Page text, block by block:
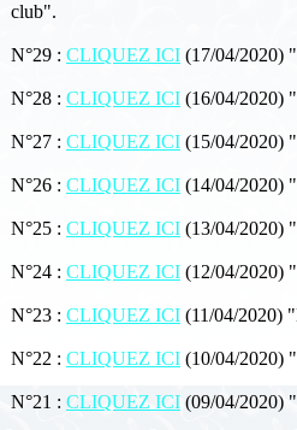
club".
N°29 : CLIQUEZ ICI (17/04/2020)
N°28 : CLIQUEZ ICI (16/04/2020)
N°27 : CLIQUEZ ICI (15/04/2020)
N°26 : CLIQUEZ ICI (14/04/2020)
N°25 : CLIQUEZ ICI (13/04/2020)
N°24 : CLIQUEZ ICI (12/04/2020)
N°23 : CLIQUEZ ICI (11/04/2020)
N°22 : CLIQUEZ ICI (10/04/2020)
N°21 : CLIQUEZ ICI (09/04/2020)